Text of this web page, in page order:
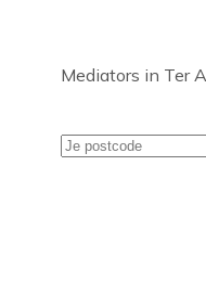
Mediators in Ter